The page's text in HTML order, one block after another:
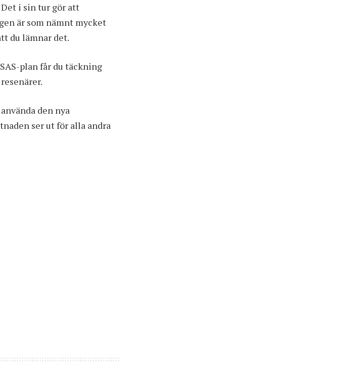
i sin tur gör att
är som nämnt mycket
du lämnar det.
plan får du täckning
den nya
ser ut för alla andra